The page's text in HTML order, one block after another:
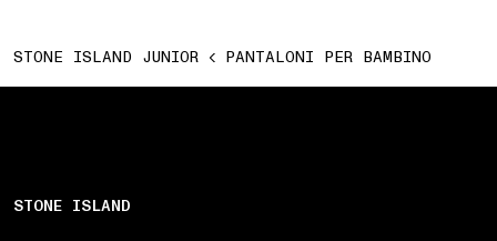
STONE ISLAND JUNIOR PANTALONI PER BAMBINO
STONE ISLAND